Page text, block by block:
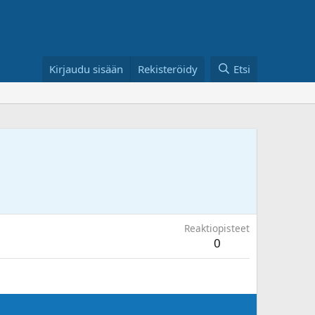
Kirjaudu sisään Rekisteröidy Etsi
Reaktiopisteet
0